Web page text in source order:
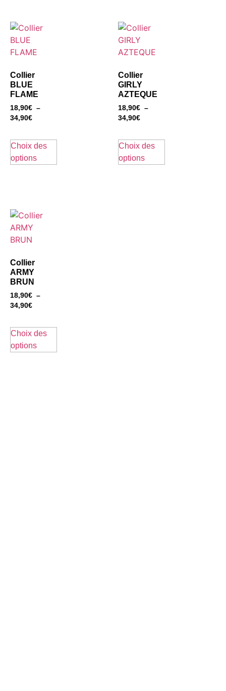
Collier
BLUE
FLAME
18,90€ –
34,90€
Choix des
options
Collier
GIRLY
AZTEQUE
18,90€ –
34,90€
Choix des
options
Collier
ARMY
BRUN
18,90€ –
34,90€
Choix des
options